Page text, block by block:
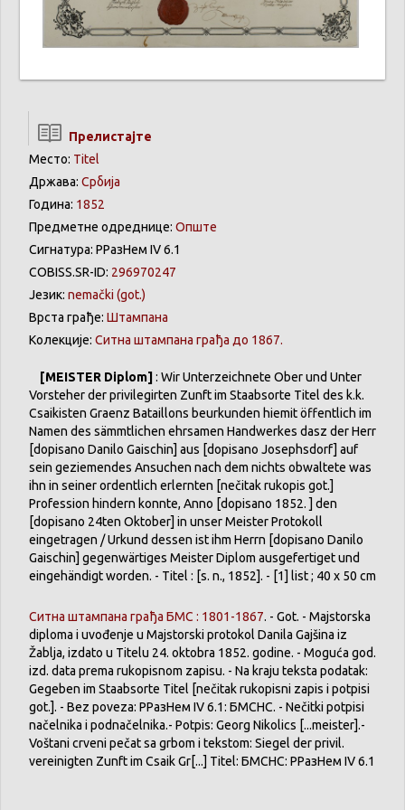
Прелистајте
Место: Titel
Држава: Србија
Година: 1852
Предметне одреднице: Oпште
Сигнатура: РРазНем IV 6.1
COBISS.SR-ID: 296970247
Језик: nemački (got.)
Врста грађе: Штампана
Колекције: Ситна штампана грађа до 1867.
[MEISTER Diplom] : Wir Unterzeichnete Ober und Unter
Vorsteher der privilegirten Zunft im Staabsorte Titel des k.k.
Csaikisten Graenz Bataillons beurkunden hiemit öffentlich im
Namen des sämmtlichen ehrsamen Handwerkes dasz der Herr
[dopisano Danilo Gaischin] aus [dopisano Josephsdorf] auf
sein geziemendes Ansuchen nach dem nichts obwaltete was
ihn in seiner ordentlich erlernten [nečitak rukopis got.]
Profession hindern konnte, Anno [dopisano 1852. ] den
[dopisano 24ten Oktober] in unser Meister Protokoll
eingetragen / Urkund dessen ist ihm Herrn [dopisano Danilo
Gaischin] gegenwärtiges Meister Diplom ausgefertiget und
eingehändigt worden. - Titel : [s. n., 1852]. - [1] list ; 40 x 50 cm
Ситна штампана грађа БМС : 1801-1867. - Got. - Majstorska
diploma i uvođenje u Majstorski protokol Danila Gajšina iz
Žablja, izdato u Titelu 24. oktobra 1852. godine. - Moguća god.
izd. data prema rukopisnom zapisu. - Na kraju teksta podatak:
Gegeben im Staabsorte Titel [nečitak rukopisni zapis i potpisi
got.]. - Bez poveza: РРазНем IV 6.1: БМСНС. - Nečitki potpisi
načelnika i podnačelnika.- Potpis: Georg Nikolics [...meister].-
Voštani crveni pečat sa grbom i tekstom: Siegel der privil.
vereinigten Zunft im Csaik Gr[...] Titel: БМСНС: РРазНем IV 6.1